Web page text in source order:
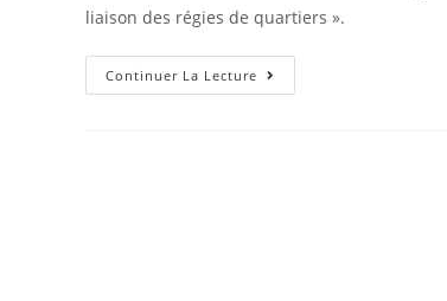
liaison des régies de quartiers ».
Continuer La Lecture